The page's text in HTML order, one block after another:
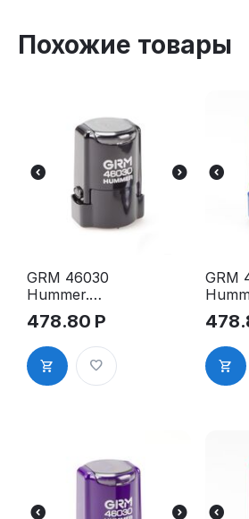
Похожие товары
GRM 46030
Hummer.
Оснастка
для печати в
боксе, д.30
мм, корпус
чёрный
478.80 Р
GRM
для
мм,
синий